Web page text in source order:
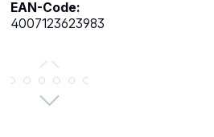
EAN-Code:
4007123623983
Bildergalerie überspringen